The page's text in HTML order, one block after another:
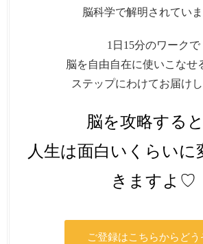
脳科学で解明されていま
1日15分のワークで
脳を自由自在に使いこなせ
ステップにわけてお届けし
脳を攻略すると
人生は面白いくらいに
きますよ♡
ご登録はこちらからどう